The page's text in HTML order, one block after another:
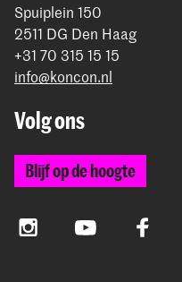
Spuiplein 150
2511 DG Den Haag
+31 70 315 15 15
info@koncon.nl
Volg ons
Blijf op de hoogte
InstagramYouTube Facebook